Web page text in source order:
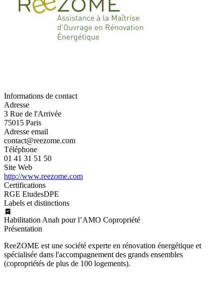
Informations de contact
Adresse
3 Rue de l'Arrivée
75015 Paris
Adresse email
contact@reezome.com
Téléphone
01 41 31 51 50
Site Web
http://www.reezome.com
Certifications
RGE EtudesDPE
Labels et distinctions
Habilitation Anah pour l’AMO Copropriété
Présentation
ReeZOME est une société experte en rénovation énergétique et
spécialisée dans l'accompagnement des grands ensembles
(copropriétés de plus de 100 logements).